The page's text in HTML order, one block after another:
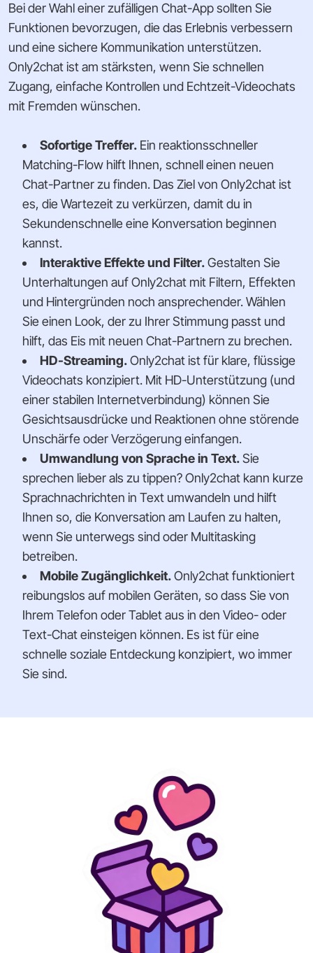
Bei der Wahl einer zufälligen Chat-App sollten Sie
Funktionen bevorzugen, die das Erlebnis verbessern
und eine sichere Kommunikation unterstützen.
Only2chat ist am stärksten, wenn Sie schnellen
Zugang, einfache Kontrollen und Echtzeit-Videochats
mit Fremden wünschen.
Sofortige Treffer. Ein reaktionsschneller
Matching-Flow hilft Ihnen, schnell einen neuen
Chat-Partner zu finden. Das Ziel von Only2chat ist
es, die Wartezeit zu verkürzen, damit du in
Sekundenschnelle eine Konversation beginnen
kannst.
Interaktive Effekte und Filter.Gestalten Sie
Unterhaltungen auf Only2chat mit Filtern, Effekten
und Hintergründen noch ansprechender. Wählen
Sie einen Look, der zu Ihrer Stimmung passt und
hilft, das Eis mit neuen Chat-Partnern zu brechen.
HD-Streaming.Only2chat ist für klare, flüssige
Videochats konzipiert. Mit HD-Unterstützung (und
einer stabilen Internetverbindung) können Sie
Gesichtsausdrücke und Reaktionen ohne störende
Unschärfe oder Verzögerung einfangen.
Umwandlung von Sprache in Text.Sie
sprechen lieber als zu tippen? Only2chat kann kurze
Sprachnachrichten in Text umwandeln und hilft
Ihnen so, die Konversation am Laufen zu halten,
wenn Sie unterwegs sind oder Multitasking
betreiben.
Mobile Zugänglichkeit.Only2chat funktioniert
reibungslos auf mobilen Geräten, so dass Sie von
Ihrem Telefon oder Tablet aus in den Video- oder
Text-Chat einsteigen können. Es ist für eine
schnelle soziale Entdeckung konzipiert, wo immer
Sie sind.